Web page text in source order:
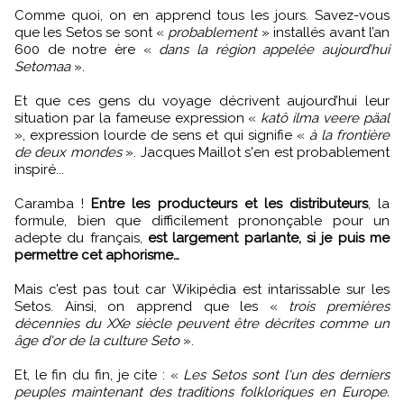
Comme quoi, on en apprend tous les jours. Savez-vous
que les Setos se sont « probablement» installés avant l’an
600 de notre ère « dans la région appelée aujourd’hui
Setomaa».
Et que ces gens du voyage décrivent aujourd’hui leur
situation par la fameuse expression « katô ilma veere päal
», expression lourde de sens et qui signifie « à la frontière
de deux mondes». Jacques Maillot s'en est probablement
inspiré...
Caramba ! Entre les producteurs et les distributeurs, la
formule, bien que difficilement prononçable pour un
adepte du français, est largement parlante, si je puis me
permettre cet aphorisme…
Mais c’est pas tout car Wikipédia est intarissable sur les
Setos. Ainsi, on apprend que les « trois premières
décennies du XXe siècle peuvent être décrites comme un
âge d'or de la culture Seto ».
Et, le fin du fin, je cite : « Les Setos sont l'un des derniers
peuples maintenant des traditions folkloriques en Europe.